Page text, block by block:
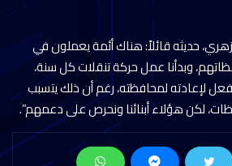
حديثه قائلاً: هناك أئمة يعملون في
وبدأنا عمل حركة تنقلات كل سنة،
لإعادته لمحافظته، رغم أن ذلك يتسبب
لكن هؤلاء أبنائنا ونحرص على دعمهم”.